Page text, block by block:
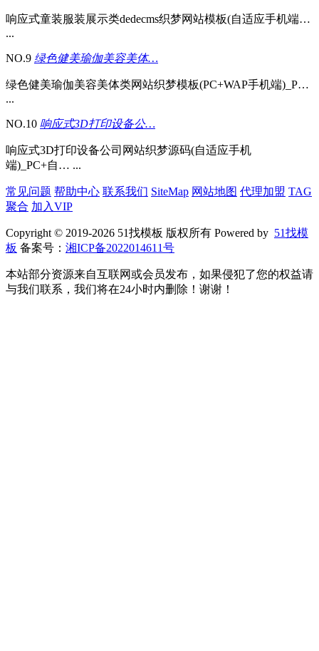
响应式童装服装展示类dedecms织梦网站模板(自适应手机端…
...
NO.9 绿色健美瑜伽美容美体…
绿色健美瑜伽美容美体类网站织梦模板(PC+WAP手机端)_P…
...
NO.10 响应式3D打印设备公…
响应式3D打印设备公司网站织梦源码(自适应手机
端)_PC+自… ...
常见问题 帮助中心 联系我们 SiteMap 网站地图 代理加盟 TAG
聚合 加入VIP
Copyright © 2019-2026 51找模板 版权所有 Powered by 51找模
板 备案号： 湘ICP备2022014611号
本站部分资源来自互联网或会员发布，如果侵犯了您的权益请
与我们联系，我们将在24小时内删除！谢谢！